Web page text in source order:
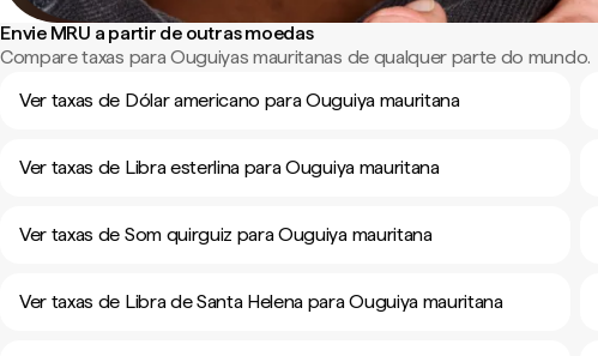
Envie MRU a partir de outras moedas
Compare taxas para Ouguiyas mauritanas de qualquer parte do mundo.
Ver taxas de Dólar americano para Ouguiya mauritana
Ver taxas de Libra esterlina para Ouguiya mauritana
Ver taxas de Som quirguiz para Ouguiya mauritana
Ver taxas de Libra de Santa Helena para Ouguiya mauritana